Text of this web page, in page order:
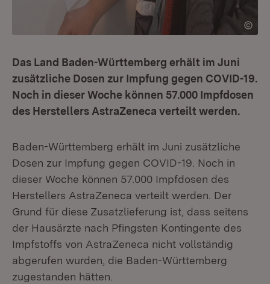
Das Land Baden-Württemberg erhält im Juni
zusätzliche Dosen zur Impfung gegen COVID-19.
Noch in dieser Woche können 57.000 Impfdosen
des Herstellers AstraZeneca verteilt werden.
Baden-Württemberg erhält im Juni zusätzliche
Dosen zur Impfung gegen COVID-19. Noch in
dieser Woche können 57.000 Impfdosen des
Herstellers AstraZeneca verteilt werden. Der
Grund für diese Zusatzlieferung ist, dass seitens
der Hausärzte nach Pfingsten Kontingente des
Impfstoffs von AstraZeneca nicht vollständig
abgerufen wurden, die Baden-Württemberg
zugestanden hätten.